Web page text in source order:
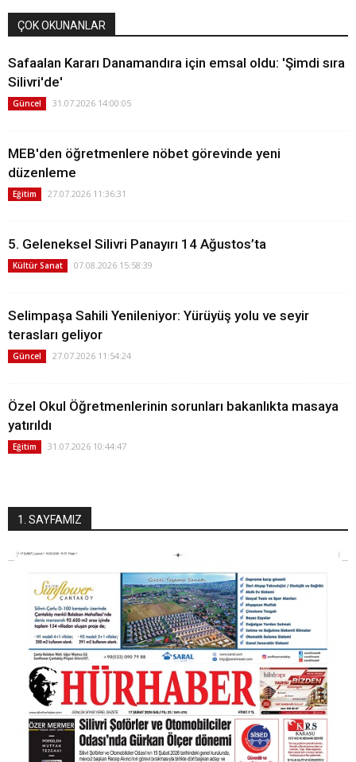
ÇOK OKUNANLAR
Safaalan Kararı Danamandıra için emsal oldu: 'Şimdi sıra
Silivri'de'
Güncel 31.07.2026 14:00:05
MEB'den öğretmenlere nöbet görevinde yeni
düzenleme
Eğitim 27.07.2026 11:36:31
5. Geleneksel Silivri Panayırı 14 Ağustos’ta
Kültür Sanat 07.08.2026 15:58:39
Selimpaşa Sahili Yenileniyor: Yürüyüş yolu ve seyir
terasları geliyor
Güncel 27.07.2026 11:54:24
Özel Okul Öğretmenlerinin sorunları bakanlıkta masaya
yatırıldı
Eğitim 31.07.2026 10:44:47
1. SAYFAMIZ